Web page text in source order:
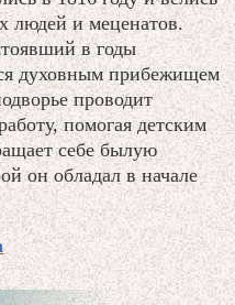
людей и меценатов.
в годы
духовным прибежищем
проводит
помогая детским
себе былую
он обладал в начале